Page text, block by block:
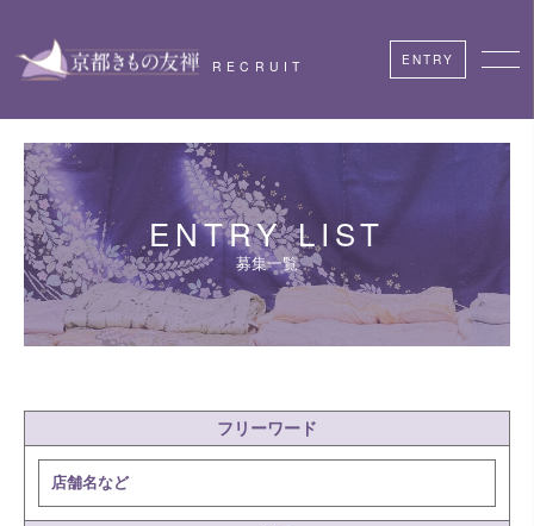
RECRUIT ENTRY
ENTRY LIST
募集一覧
フリーワード